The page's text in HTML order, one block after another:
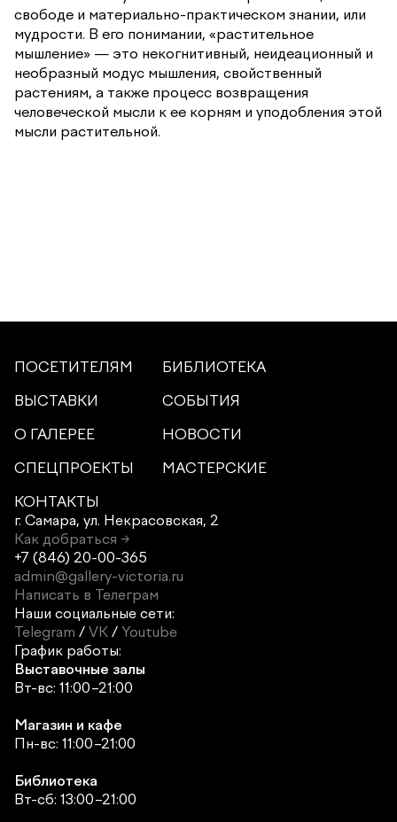
свободе и материально-практическом знании, или
мудрости. В его понимании, «растительное
мышление» — это некогнитивный, неидеационный и
необразный модус мышления, свойственный
растениям, а также процесс возвращения
человеческой мысли к ее корням и уподобления этой
мысли растительной.
ПОСЕТИТЕЛЯМ
БИБЛИОТЕКА
ВЫСТАВКИ
СОБЫТИЯ
О ГАЛЕРЕЕ
НОВОСТИ
СПЕЦПРОЕКТЫ
МАСТЕРСКИЕ
КОНТАКТЫ
г. Самара, ул. Некрасовская, 2
Как добраться →
+7 (846) 20-00-365
admin@gallery-victoria.ru
Написать в Телеграм
Наши социальные сети:
Telegram / VK / Youtube
График работы:
Выставочные залы
Вт-вс: 11:00–21:00
Магазин и кафе
Пн-вс: 11:00–21:00
Библиотека
Вт-сб: 13:00–21:00